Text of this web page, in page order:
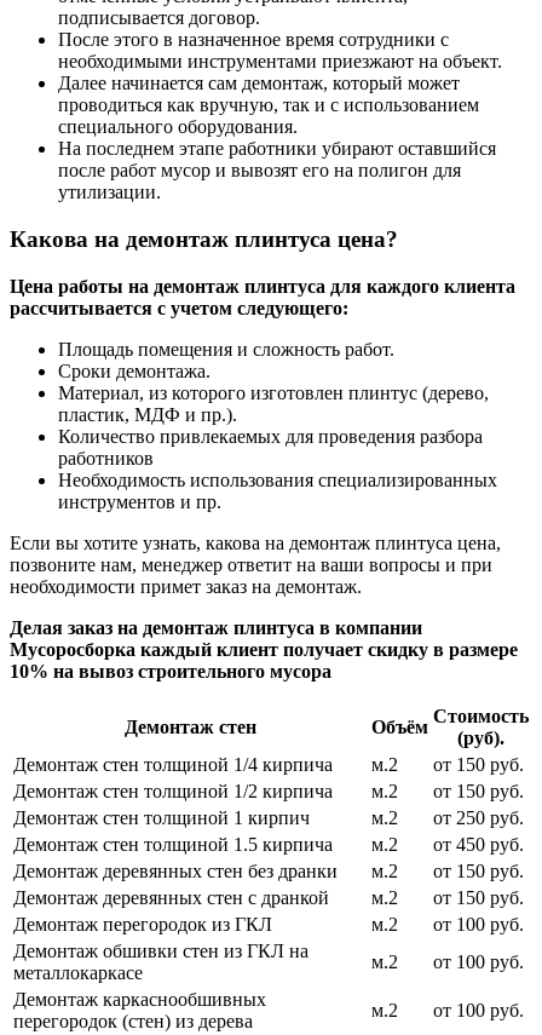
подписывается договор.
После этого в назначенное время сотрудники с
необходимыми инструментами приезжают на объект.
Далее начинается сам демонтаж, который может
проводиться как вручную, так и с использованием
специального оборудования.
На последнем этапе работники убирают оставшийся
после работ мусор и вывозят его на полигон для
утилизации.
Какова на демонтаж плинтуса цена?
Цена работы на демонтаж плинтуса для каждого клиента
рассчитывается с учетом следующего:
Площадь помещения и сложность работ.
Сроки демонтажа.
Материал, из которого изготовлен плинтус (дерево,
пластик, МДФ и пр.).
Количество привлекаемых для проведения разбора
работников
Необходимость использования специализированных
инструментов и пр.
Если вы хотите узнать, какова на демонтаж плинтуса цена,
позвоните нам, менеджер ответит на ваши вопросы и при
необходимости примет заказ на демонтаж.
Делая заказ на демонтаж плинтуса в компании
Мусоросборка каждый клиент получает скидку в размере
10% на вывоз строительного мусора
Демонтаж стен Объём
Стоимость
(руб).
Демонтаж стен толщиной 1/4 кирпича
м.2
от 150 руб.
Демонтаж стен толщиной 1/2 кирпича
м.2
от 150 руб.
Демонтаж стен толщиной 1 кирпич
м.2
от 250 руб.
Демонтаж стен толщиной 1.5 кирпича
м.2
от 450 руб.
Демонтаж деревянных стен без дранки
м.2
от 150 руб.
Демонтаж деревянных стен с дранкой
м.2
от 150 руб.
Демонтаж перегородок из ГКЛ
м.2
от 100 руб.
Демонтаж обшивки стен из ГКЛ на
металлокаркасе
м.2
от 100 руб.
Демонтаж каркаснообшивных
перегородок (стен) из дерева
м.2
от 100 руб.